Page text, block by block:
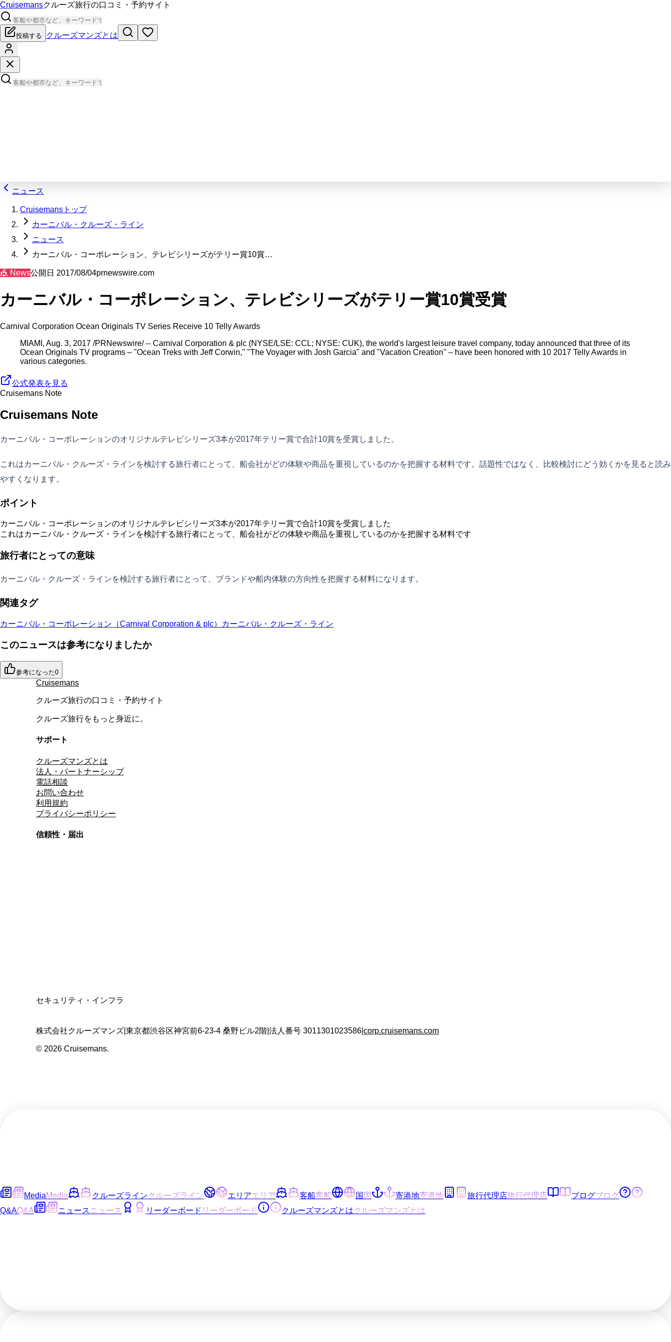
Cruisemansクルーズ旅行の口コミ・予約サイト
投稿する クルーズマンズとは
ニュース
Cruisemansトップ
カーニバル・クルーズ・ライン
ニュース
カーニバル・コーポレーション、テレビシリーズがテリー賞10賞…
🎪 News公開日 2017/08/04prnewswire.com
カーニバル・コーポレーション、テレビシリーズがテリー賞10賞受賞
Carnival Corporation Ocean Originals TV Series Receive 10 Telly Awards
MIAMI, Aug. 3, 2017 /PRNewswire/ -- Carnival Corporation & plc (NYSE/LSE: CCL; NYSE: CUK), the world's largest leisure travel company, today announced that three of its
Ocean Originals TV programs – "Ocean Treks with Jeff Corwin," "The Voyager with Josh Garcia" and "Vacation Creation" – have been honored with 10 2017 Telly Awards in
various categories.
公式発表を見る
Cruisemans Note
Cruisemans Note
カーニバル・コーポレーションのオリジナルテレビシリーズ3本が2017年テリー賞で合計10賞を受賞しました。
これはカーニバル・クルーズ・ラインを検討する旅行者にとって、船会社がどの体験や商品を重視しているのかを把握する材料です。話題性ではなく、比較検討にどう効くかを見ると読み
やすくなります。
ポイント
カーニバル・コーポレーションのオリジナルテレビシリーズ3本が2017年テリー賞で合計10賞を受賞しました
これはカーニバル・クルーズ・ラインを検討する旅行者にとって、船会社がどの体験や商品を重視しているのかを把握する材料です
旅行者にとっての意味
カーニバル・クルーズ・ラインを検討する旅行者にとって、ブランドや船内体験の方向性を把握する材料になります。
関連タグ
カーニバル・コーポレーション（Carnival Corporation & plc） カーニバル・クルーズ・ライン
このニュースは参考になりましたか
参考になった0
Cruisemans
クルーズ旅行の口コミ・予約サイト
クルーズ旅行をもっと身近に。
サポート
クルーズマンズとは
法人・パートナーシップ
電話相談
お問い合わせ
利用規約
プライバシーポリシー
信頼性・届出
セキュリティ・インフラ
株式会社クルーズマンズ 東京都渋谷区神宮前6-23-4 桑野ビル2階 法人番号 3011301023586 corp.cruisemans.com
© 2026 Cruisemans.
MediaMedia クルーズラインクルーズライン エリアエリア 客船客船 国国 寄港地寄港地 旅行代理店旅行代理店 ブログブログ
Q&AQ&A ニュース ニュース リーダーボード リーダーボード クルーズマンズとはクルーズマンズとは